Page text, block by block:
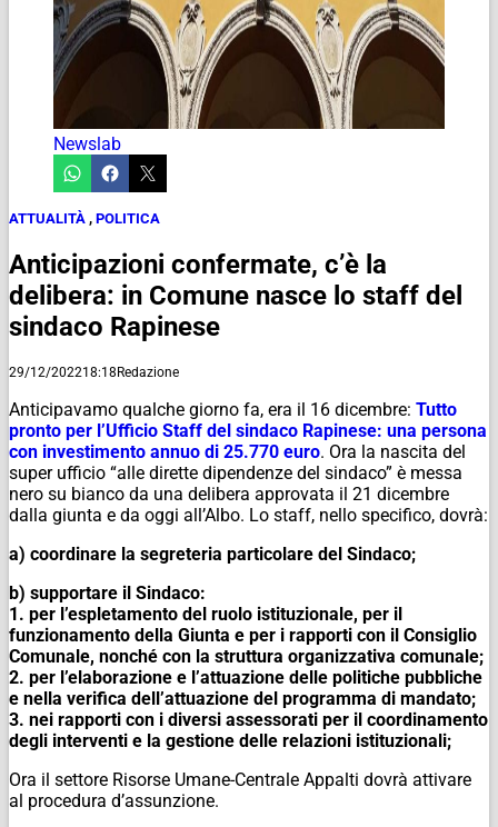
Newslab
ATTUALITÀ , POLITICA
Anticipazioni confermate, c’è la
delibera: in Comune nasce lo staff del
sindaco Rapinese
29/12/202218:18Redazione
Anticipavamo qualche giorno fa, era il 16 dicembre: Tutto
pronto per l’Ufficio Staff del sindaco Rapinese: una persona
con investimento annuo di 25.770 euro. Ora la nascita del
super ufficio “alle dirette dipendenze del sindaco” è messa
nero su bianco da una delibera approvata il 21 dicembre
dalla giunta e da oggi all’Albo. Lo staff, nello specifico, dovrà:
a) coordinare la segreteria particolare del Sindaco;
b) supportare il Sindaco:
1. per l’espletamento del ruolo istituzionale, per il
funzionamento della Giunta e per i rapporti con il Consiglio
Comunale, nonché con la struttura organizzativa comunale;
2. per l’elaborazione e l’attuazione delle politiche pubbliche
e nella verifica dell’attuazione del programma di mandato;
3. nei rapporti con i diversi assessorati per il coordinamento
degli interventi e la gestione delle relazioni istituzionali;
Ora il settore Risorse Umane-Centrale Appalti dovrà attivare
al procedura d’assunzione.